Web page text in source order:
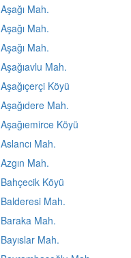
Aşağı Mah.
Aşağı Mah.
Aşağı Mah.
Aşağıavlu Mah.
Aşağıçerçi Köyü
Aşağıdere Mah.
Aşağıemirce Köyü
Aslancı Mah.
Azgın Mah.
Bahçecik Köyü
Balderesi Mah.
Baraka Mah.
Bayıslar Mah.